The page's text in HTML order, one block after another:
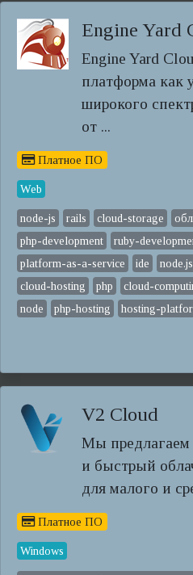
Engine Yard
Engine Yard
платформа как
широкого
от ...
Платное ПО
Web
node-js rails cloud-storage
php-development
ruby-
platform-as-a-service
ide node.js
cloud-hosting
php cloud-
node
php-hosting hosting-
V2 Cloud
Мы предлагаем
и быстрый
для малого и
Платное ПО
Windows